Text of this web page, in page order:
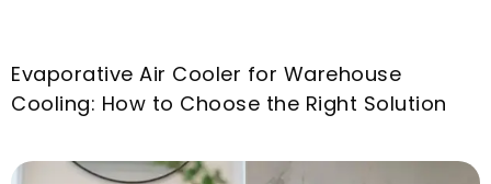
Evaporative Air Cooler for Warehouse
Cooling: How to Choose the Right Solution